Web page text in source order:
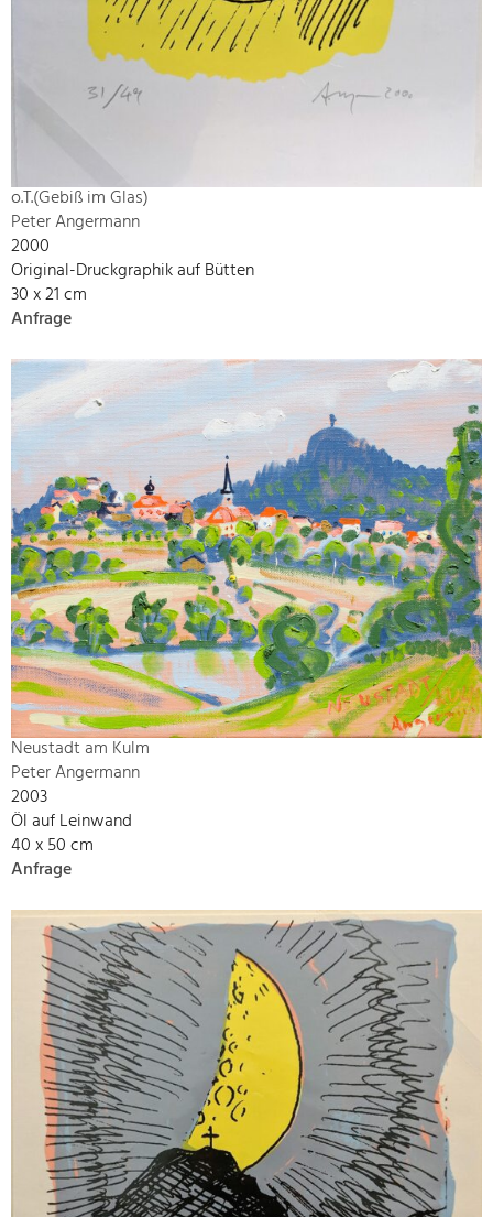
o.T.(Gebiß im Glas)
Peter Angermann
2000
Original-Druckgraphik auf Bütten
30 x 21 cm
Anfrage
Neustadt am Kulm
Peter Angermann
2003
Öl auf Leinwand
40 x 50 cm
Anfrage